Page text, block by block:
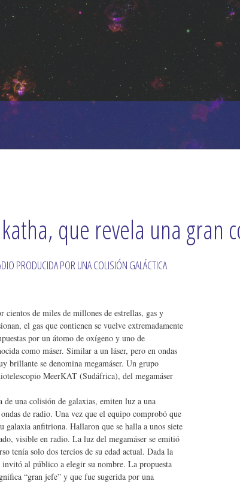
que revela una gran
PRODUCIDA POR UNA COLISIÓN GALÁCTICA
cientos de miles de millones de estrellas, gas y
el gas que contienen se vuelve extremadamente
por un átomo de oxígeno y uno de
como máser. Similar a un láser, pero en ondas
brillante se denomina megamáser. Un grupo
MeerKAT (Sudáfrica), del megamáser
una colisión de galaxias, emiten luz a una
de radio. Una vez que el equipo comprobó que
galaxia anfitriona. Hallaron que se halla a unos siete
visible en radio. La luz del megamáser se emitió
tenía solo dos tercios de su edad actual. Dada la
al público a elegir su nombre. La propuesta
“gran jefe” y que fue sugerida por una